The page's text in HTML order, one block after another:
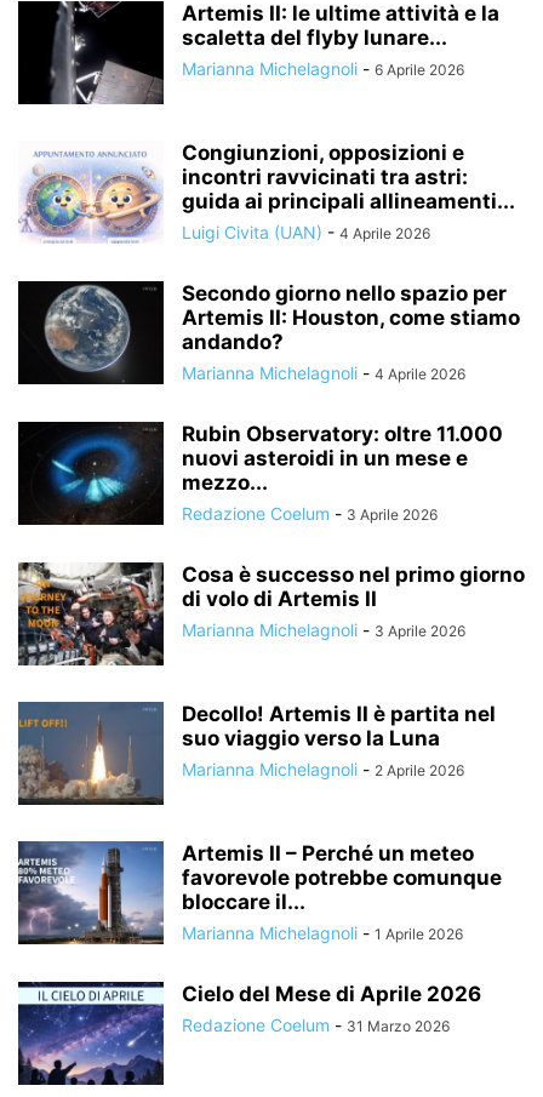
Artemis II: le ultime attività e la
scaletta del flyby lunare...
Marianna Michelagnoli - 6 Aprile 2026
Congiunzioni, opposizioni e
incontri ravvicinati tra astri:
guida ai principali allineamenti...
Luigi Civita (UAN) - 4 Aprile 2026
Secondo giorno nello spazio per
Artemis II: Houston, come stiamo
andando?
Marianna Michelagnoli - 4 Aprile 2026
Rubin Observatory: oltre 11.000
nuovi asteroidi in un mese e
mezzo...
Redazione Coelum - 3 Aprile 2026
Cosa è successo nel primo giorno
di volo di Artemis II
Marianna Michelagnoli - 3 Aprile 2026
Decollo! Artemis II è partita nel
suo viaggio verso la Luna
Marianna Michelagnoli - 2 Aprile 2026
Artemis II – Perché un meteo
favorevole potrebbe comunque
bloccare il...
Marianna Michelagnoli - 1 Aprile 2026
Cielo del Mese di Aprile 2026
Redazione Coelum - 31 Marzo 2026